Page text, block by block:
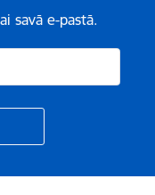
savā e-pastā.